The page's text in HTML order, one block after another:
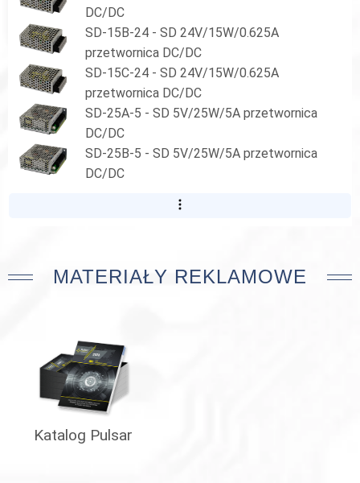
DC/DC
SD-15B-24 - SD 24V/15W/0.625A
przetwornica DC/DC
SD-15C-24 - SD 24V/15W/0.625A
przetwornica DC/DC
SD-25A-5 - SD 5V/25W/5A przetwornica
DC/DC
SD-25B-5 - SD 5V/25W/5A przetwornica
DC/DC
MATERIAŁY REKLAMOWE
Katalog Pulsar